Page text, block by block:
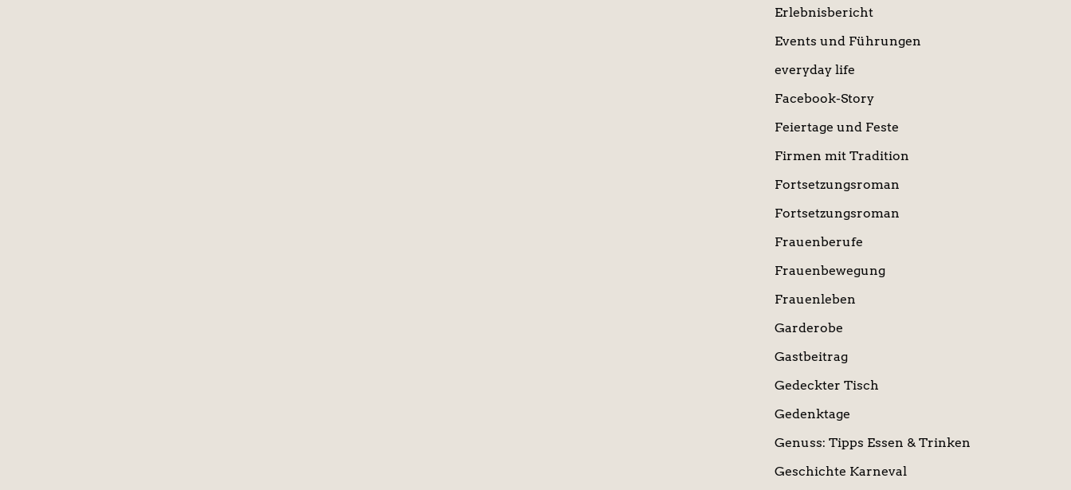
Erlebnisbericht
Events und Führungen
everyday life
Facebook-Story
Feiertage und Feste
Firmen mit Tradition
Fortsetzungsroman
Fortsetzungsroman
Frauenberufe
Frauenbewegung
Frauenleben
Garderobe
Gastbeitrag
Gedeckter Tisch
Gedenktage
Genuss: Tipps Essen & Trinken
Geschichte Karneval